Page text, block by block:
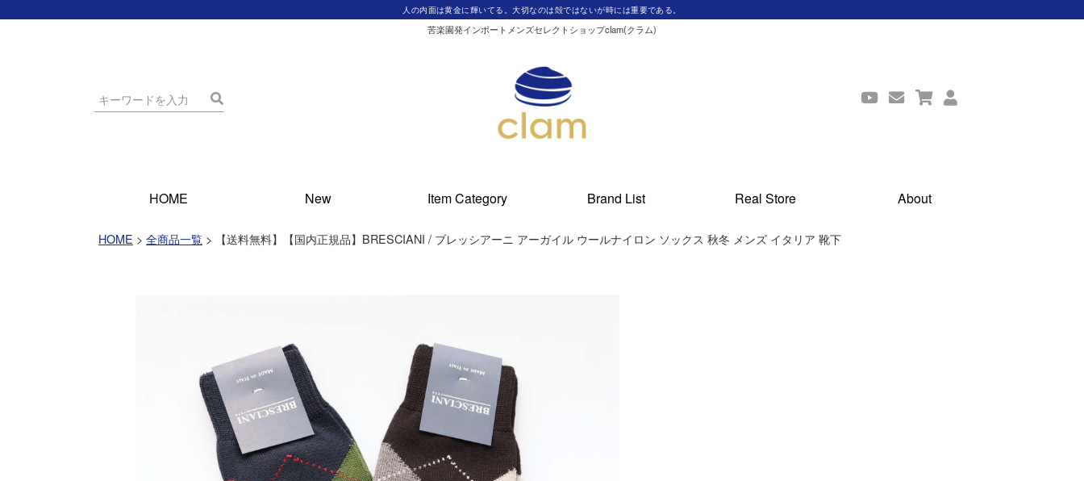
人の内面は黄金に輝いてる。大切なのは殻ではないが時には重要である。
苦楽園発インポートメンズセレクトショップclam(クラム)
HOME New Item Category Brand List Real Store About
HOME 全商品一覧 【送料無料】【国内正規品】BRESCIANI / ブレッシアーニ アーガイル ウールナイロン ソックス 秋冬 メンズ イタリア 靴下